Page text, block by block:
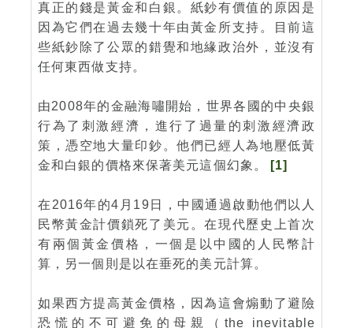
真正的錢是黃金和白銀。紙鈔有價值的原因是
因為它們在過去幾十年由黃金所支持。目前這
些紙鈔除了公眾的錯覺和地緣政治外，並沒有
任何東西做支持。
由2008年的金融海嘯開始，世界各國的中央銀
行為了刺激經濟，進行了過量的刺激經濟政
策，憑空地大量印鈔。他們已經人為地壓低黃
金和白銀的價格來保著美元這個幻象。
[1]
在2016年的4月19日，中國通過啟動他們以人
民幣黃金計價鎖死了美元。在現代歷史上首次
有兩個黃金價格，一個是以中國的人民幣計
算，另一個則是以在垂死的美元計算。
如果西方提高黃金價格，因為這會煽動了避險
恐慌的不可避免的母親（the inevitable